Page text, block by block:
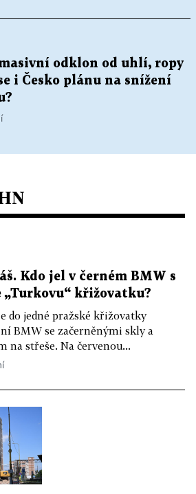
odklon od uhlí, ropy
i Česko plánu na snížení
Kdo jel v černém BMW s
„Turkovu“ křižovatku?
do jedné pražské křižovatky
BMW se začerněnými skly a
na střeše. Na červenou...